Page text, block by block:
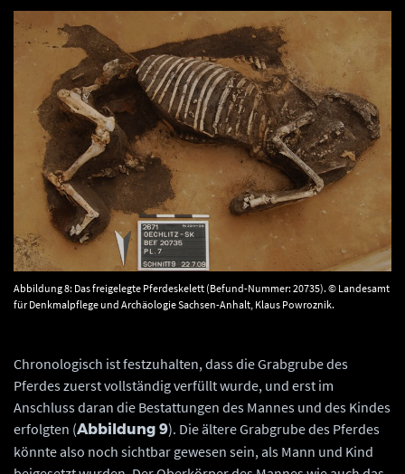
Abbildung 8: Das freigelegte Pferdeskelett (Befund-Nummer: 20735). © Landesamt
für Denkmalpflege und Archäologie Sachsen-Anhalt, Klaus Powroznik.
Chronologisch ist festzuhalten, dass die Grabgrube des
Pferdes zuerst vollständig verfüllt wurde, und erst im
Anschluss daran die Bestattungen des Mannes und des Kindes
erfolgten (Abbildung 9). Die ältere Grabgrube des Pferdes
könnte also noch sichtbar gewesen sein, als Mann und Kind